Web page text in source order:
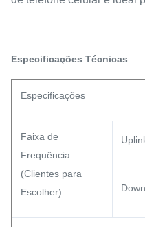
Especificações Técnicas
Especificações
Faixa de
Frequência
(Clientes para
Escolher)